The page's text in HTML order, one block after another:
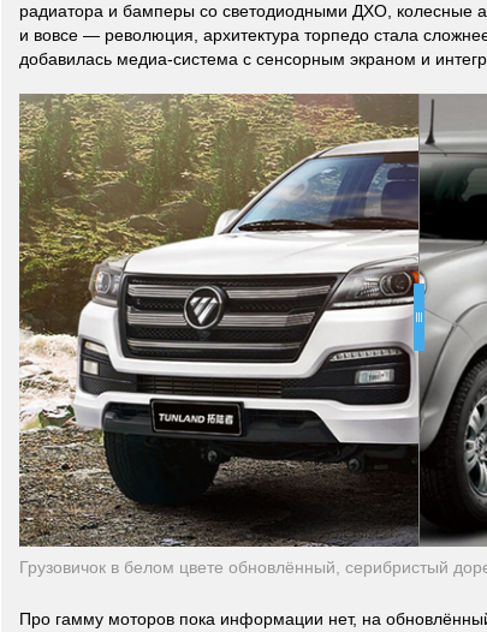
радиатора и бамперы со светодиодными ДХО, колесные
и вовсе — революция, архитектура торпедо стала
добавилась медиа-система с сенсорным экраном и
Грузовичок в белом цвете обновлённый, серибристый
Про гамму моторов пока информации нет, на